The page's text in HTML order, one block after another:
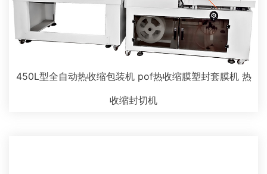
450L型全自动热收缩包装机 pof热收缩膜塑封套膜机 热
收缩封切机